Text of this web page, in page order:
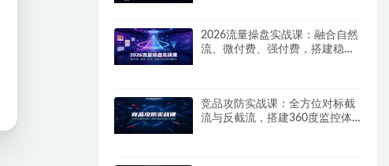
2026流量操盘实战课：融合自然
流、微付费、强付费，搭建稳定
竞品攻防实战课：全方位对标截
流与反截流，搭建360度监控体